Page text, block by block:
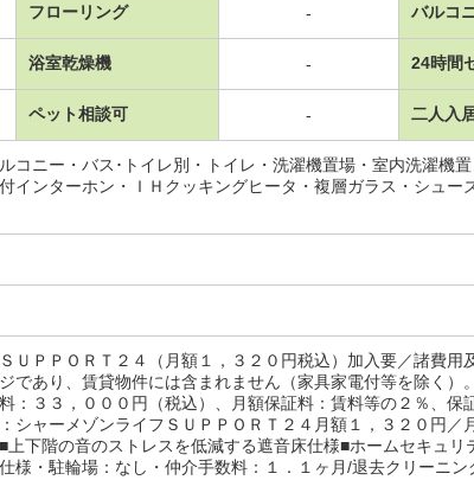
フローリング - バルコ
浴室乾燥機 - 24時間
ペット相談可 - 二人入
コニー・バス･トイレ別・トイレ・洗濯機置場・室内洗濯機
インターホン・ＩＨクッキングヒータ・複層ガラス・シュー
ＵＰＰＯＲＴ２４（月額１，３２０円税込）加入要／諸費
であり、賃貸物件には含まれません（家具家電付等を除く）
：３３，０００円（税込）、月額保証料：賃料等の２％、保
シャーメゾンライフＳＵＰＰＯＲＴ２４月額１，３２０円／
上下階の音のストレスを低減する遮音床仕様■ホームセキュ
様・駐輪場：なし・仲介手数料：１．１ヶ月/退去クリーニン